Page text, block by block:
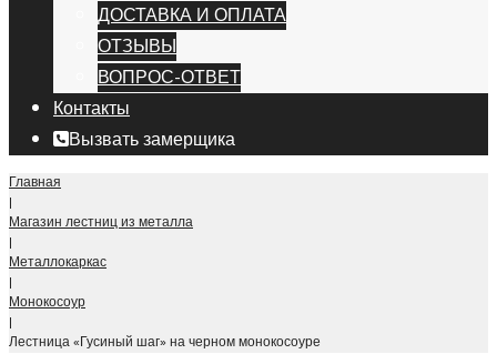
ДОСТАВКА И ОПЛАТА
ОТЗЫВЫ
ВОПРОС-ОТВЕТ
Контакты
Вызвать замерщика
Главная
|
Магазин лестниц из металла
|
Металлокаркас
|
Монокосоур
|
Лестница «Гусиный шаг» на черном монокосоуре